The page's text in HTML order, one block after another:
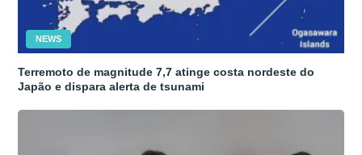
NEWS
Terremoto de magnitude 7,7 atinge costa nordeste do
Japão e dispara alerta de tsunami